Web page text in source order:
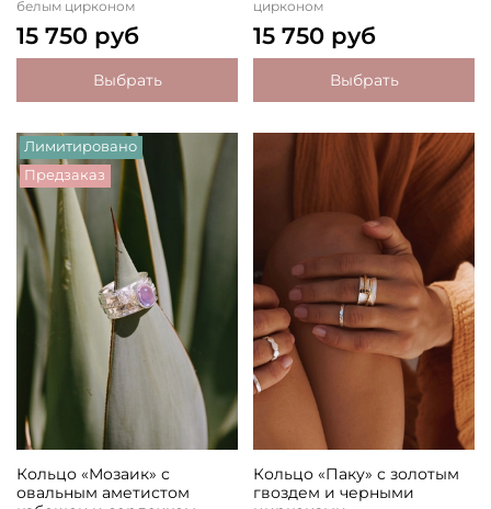
белым цирконом
15 750 руб
Выбрать
цирконом
15 750 руб
Выбрать
Лимитировано
Предзаказ
Кольцо «Мозаик» с
овальным аметистом
Кольцо «Паку» с золотым
гвоздем и черными